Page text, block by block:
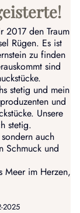
den Traum
Rügen. Es ist
zu finden
sind
stetig und mein
und
Unsere
stetig.
auch
Schmuck und
Meer im Herzen,
2025